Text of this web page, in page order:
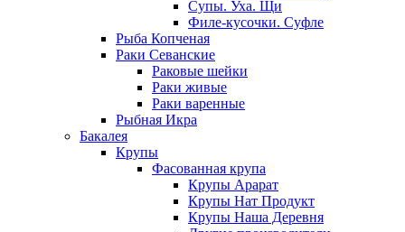
Супы. Уха. Щи
Филе-кусочки. Суфле
Рыба Копченая
Раки Севанские
Раковые шейки
Раки живые
Раки варенные
Рыбная Икра
Бакалея
Крупы
Фасованная крупа
Крупы Арарат
Крупы Нат Продукт
Крупы Наша Деревня